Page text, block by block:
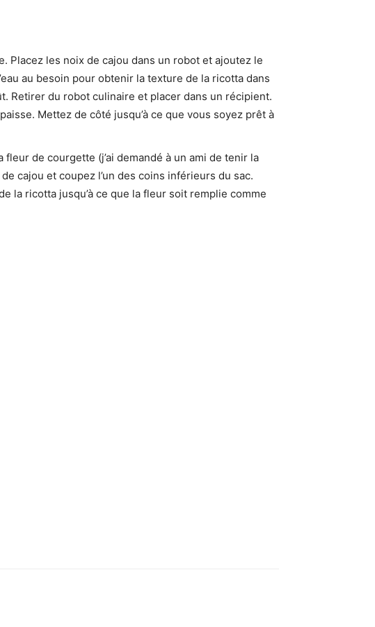
Placez les noix de cajou dans un robot et ajoutez le
au besoin pour obtenir la texture de la ricotta dans
Retirer du robot culinaire et placer dans un récipient.
Mettez de côté jusqu’à ce que vous soyez prêt à
de courgette (j’ai demandé à un ami de tenir la
cajou et coupez l’un des coins inférieurs du sac.
la ricotta jusqu’à ce que la fleur soit remplie comme